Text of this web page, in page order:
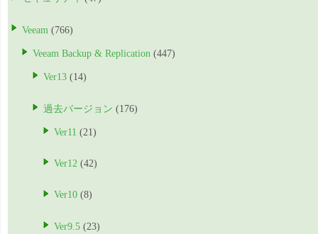
Veeam (766)
Veeam Backup & Replication (447)
Ver13 (14)
過去バージョン (176)
Ver11 (21)
Ver12 (42)
Ver10 (8)
Ver9.5 (23)